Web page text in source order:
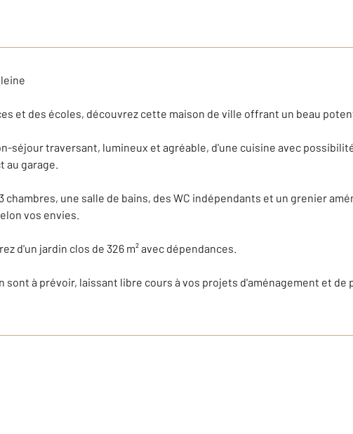
et des écoles, découvrez cette maison de ville offrant un beau
séjour traversant, lumineux et agréable, d'une cuisine avec
au garage.
chambres, une salle de bains, des WC indépendants et un grenier
vos envies.
d'un jardin clos de 326 m² avec dépendances.
sont à prévoir, laissant libre cours à vos projets d'aménagement et de